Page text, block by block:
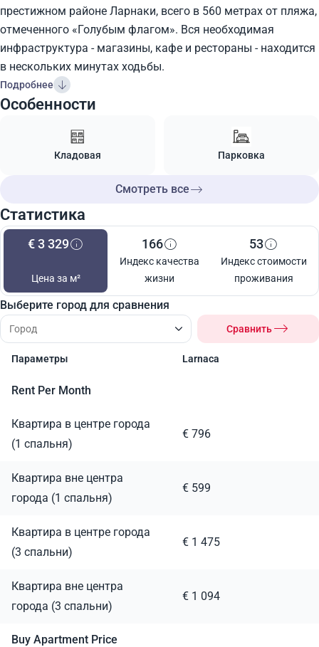
престижном районе Ларнаки, всего в 560 метрах от пляжа,
отмеченного «Голубым флагом». Вся необходимая
инфраструктура - магазины, кафе и рестораны - находится
в нескольких минутах ходьбы.
Подробнее
Особенности
Кладовая Парковка
Смотреть все
Статистика
€ 3 329
Цена за м²
166
Индекс качества
жизни
53
Индекс стоимости
проживания
Выберите город для сравнения
Сравнить
Параметры Larnaca
Rent Per Month
Квартира в центре города
(1 спальня)
€ 796
Квартира вне центра
города (1 спальня)
€ 599
Квартира в центре города
(3 спальни)
€ 1 475
Квартира вне центра
города (3 спальни)
€ 1 094
Buy Apartment Price